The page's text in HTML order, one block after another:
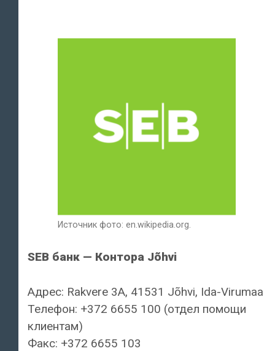
Источник фото: en.wikipedia.org.
SEB банк — Контора Jõhvi
Адрес: Rakvere 3A, 41531 Jõhvi, Ida-Virumaa
Телефон: +372 6655 100 (отдел помощи
клиентам)
Факс: +372 6655 103